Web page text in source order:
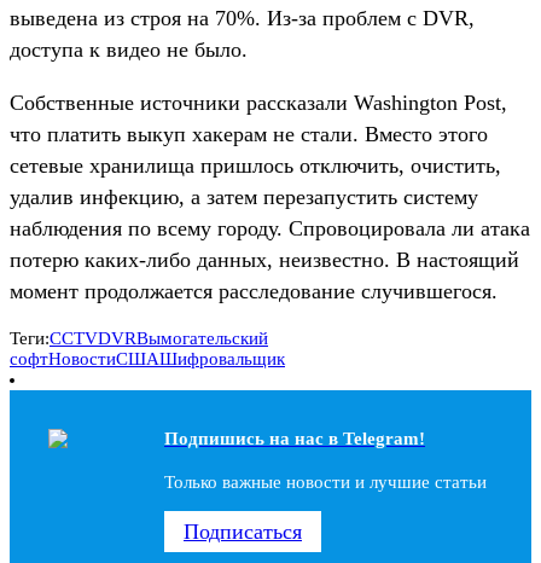
выведена из строя на 70%. Из-за проблем с DVR,
доступа к видео не было.
Собственные источники рассказали Washington Post,
что платить выкуп хакерам не стали. Вместо этого
сетевые хранилища пришлось отключить, очистить,
удалив инфекцию, а затем перезапустить систему
наблюдения по всему городу. Спровоцировала ли атака
потерю каких-либо данных, неизвестно. В настоящий
момент продолжается расследование случившегося.
Теги:CCTVDVRВымогательский
софтНовостиСШАШифровальщик
Подпишись на наc в Telegram!
Только важные новости и лучшие статьи
Подписаться